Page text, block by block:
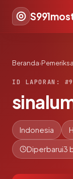
Beranda›
ID LAPORAN:
Indonesia
Diperbarui3